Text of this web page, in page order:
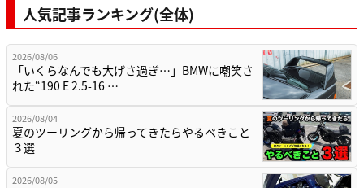
人気記事ランキング(全体)
2026/08/06
「いくらなんでも大げさ過ぎ…」BMWに嘲笑さ
れた“190 E 2.5-16 …
2026/08/04
夏のツーリングから帰ってきたらやるべきこと
３選
2026/08/05